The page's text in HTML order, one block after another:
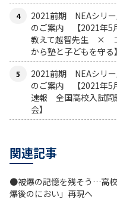
2021前期 NEAシリ
のご案内 【2021年5
教えて越智先生 ×
から塾と子どもを守る】
2021前期 NEAシリ
のご案内 【2021年5
速報 全国高校入試問
会】
関連記事
●被爆の記憶を残そう…高
爆後のにおい」再現へ